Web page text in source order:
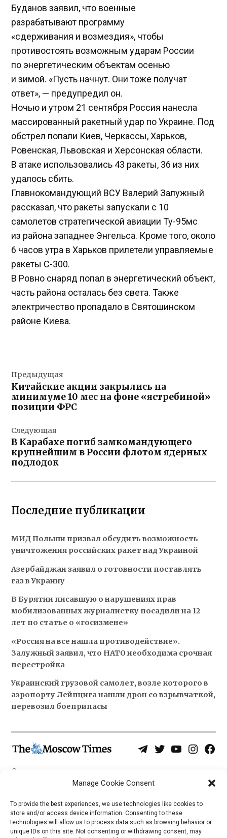
Manage Cookie Consent
To provide the best experiences, we use technologies like cookies to
store and/or access device information. Consenting to these
technologies will allow us to process data such as browsing behavior or
unique IDs on this site. Not consenting or withdrawing consent, may
Буданов заявил, что военные
разрабатывают программу
«сдерживания и возмездия», чтобы
противостоять возможным ударам России
по энергетическим объектам осенью
и зимой. «Пусть начнут. Они тоже получат
ответ», — предупредил он.
Ночью и утром 21 сентября Россия нанесла
массированный ракетный удар по Украине. Под
обстрел попали Киев, Черкассы, Харьков,
Ровенская, Львовская и Херсонская области.
В атаке использовались 43 ракеты, 36 из них
удалось сбить.
Главнокомандующий ВСУ Валерий Залужный
рассказал, что ракеты запускали с 10
самолетов стратегической авиации Ту-95мс
из района западнее Энгельса. Кроме того, около
6 часов утра в Харьков прилетели управляемые
ракеты С-300.
В Ровно снаряд попал в энергетический объект,
часть района осталась без света. Также
электричество пропадало в Святошинском
районе Киева.
по
записям
Предыдущая
Китайские акции закрылись на
минимуме 10 мес на фоне «ястребиной»
позиции ФРС
Следующая
В Карабахе погиб замкомандующего
крупнейшим в России флотом ядерных
подлодок
Последние публикации
МИД Польши призвал обсудить возможность
уничтожения российских ракет над Украиной
Азербайджан заявил о готовности поставлять
газ в Украину
В Бурятии писавшую о нарушениях прав
мобилизованных журналистку посадили на 12
лет по статье о «госизмене»
«Россия на все нашла противодействие».
Залужный заявил, что НАТО необходима срочная
перестройка
Украинский грузовой самолет, возле которого в
аэропорту Лейпцига нашли дрон со взрывчаткой,
перевозил боеприпасы
Telegram
TwitterYouTubeInstagram
О нас
Политика конфиденциальности
iOS
Android